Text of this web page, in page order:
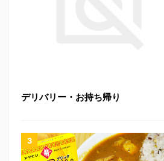
デリバリー・お持ち帰り